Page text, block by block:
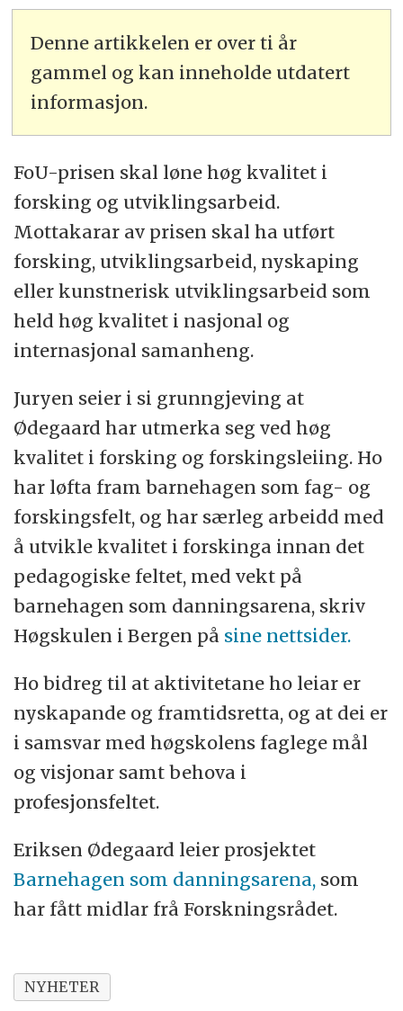
Denne artikkelen er over ti år
gammel og kan inneholde utdatert
informasjon.
FoU-prisen skal løne høg kvalitet i
forsking og utviklingsarbeid.
Mottakarar av prisen skal ha utført
forsking, utviklingsarbeid, nyskaping
eller kunstnerisk utviklingsarbeid som
held høg kvalitet i nasjonal og
internasjonal samanheng.
Juryen seier i si grunngjeving at
Ødegaard har utmerka seg ved høg
kvalitet i forsking og forskingsleiing. Ho
har løfta fram barnehagen som fag- og
forskingsfelt, og har særleg arbeidd med
å utvikle kvalitet i forskinga innan det
pedagogiske feltet, med vekt på
barnehagen som danningsarena, skriv
Høgskulen i Bergen på sine nettsider.
Ho bidreg til at aktivitetane ho leiar er
nyskapande og framtidsretta, og at dei er
i samsvar med høgskolens faglege mål
og visjonar samt behova i
profesjonsfeltet.
Eriksen Ødegaard leier prosjektet
Barnehagen som danningsarena, som
har fått midlar frå Forskningsrådet.
NYHETER